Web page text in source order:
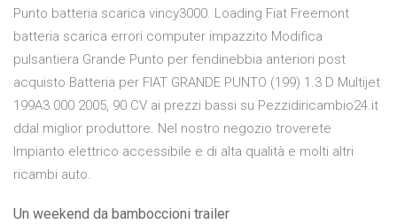
Punto batteria scarica vincy3000. Loading Fiat Freemont
batteria scarica errori computer impazzito Modifica
pulsantiera Grande Punto per fendinebbia anteriori post
acquisto Batteria per FIAT GRANDE PUNTO (199) 1.3 D Multijet
199A3.000 2005, 90 CV ai prezzi bassi su Pezzidiricambio24.it
ddal miglior produttore. Nel nostro negozio troverete
Impianto elettrico accessibile e di alta qualità e molti altri
ricambi auto.
Un weekend da bamboccioni trailer